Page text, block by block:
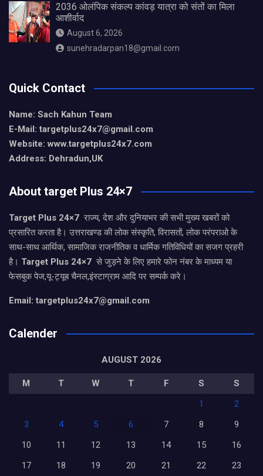
2036 ओलंपिक संकल्प कांवड़ यात्रा को संतों का मिला
आशीर्वाद
August 6, 2026
sunehradarpan18@gmail.com
Quick Contact
Name: Sach Kahun Team
E-Mail: targetplus24x7@gmail.com
Website: www.targetplus24x7.com
Address: Dehradun,UK
About target Plus 24×7
Target Plus 24×7 राज्य, देश और दुनियाभर की सभी मुख्य खबरों को
प्रसारित करता है। उत्तराखण्ड की लोक संस्कृति, विरासतों, लोक परंपराओ के
साथ-साथ आर्थिक, सामाजिक राजनीतिक व धार्मिक गतिविधियों का सजग प्रहरी
है। Target Plus 24×7 से जुड़ने के लिए हमारे फोन नंबर के माध्यम या
फेसबुक पेज,यू-ट्यूब चैनल,इंस्टाग्राम आदि पर सम्पर्क करे।
Email: targetplus24x7@gmail.com
Calender
AUGUST 2026
M T W T F S
S
1
2
3
4 5 6 7 8
9
10
11 12 13 14 15
16
17
18 19 20 21 22 23